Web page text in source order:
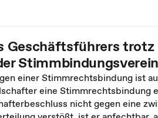
Geschäftsführers trotz
einer Stimmrechtsbindung ist
eine Stimmrechtsbindung
nicht gegen eine